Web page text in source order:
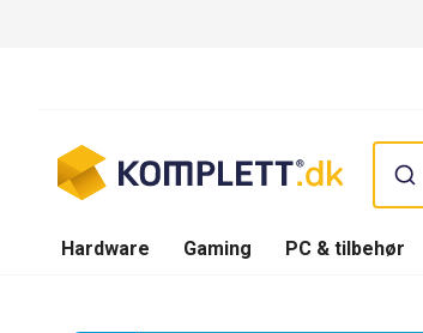
Hardware Gaming PC & tilbehør